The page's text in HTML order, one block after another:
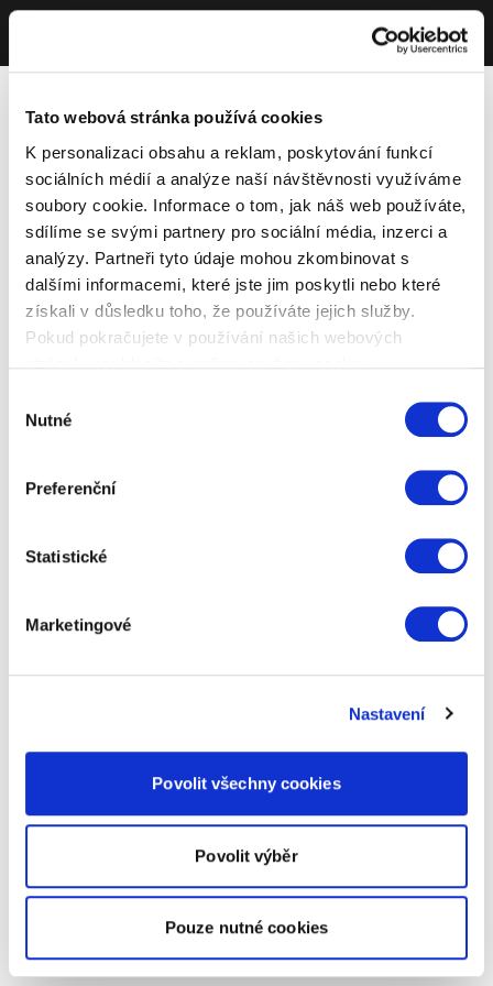
Tato webová stránka používá cookies
K personalizaci obsahu a reklam, poskytování funkcí
sociálních médií a analýze naší návštěvnosti využíváme
soubory cookie. Informace o tom, jak náš web používáte,
sdílíme se svými partnery pro sociální média, inzerci a
analýzy. Partneři tyto údaje mohou zkombinovat s
dalšími informacemi, které jste jim poskytli nebo které
získali v důsledku toho, že používáte jejich služby.
Pokud pokračujete v používání našich webových
souhlasu
Nutné
Preferenční
Statistické
Marketingové
Nastavení
Povolit všechny cookies
Povolit výběr
Pouze nutné cookies